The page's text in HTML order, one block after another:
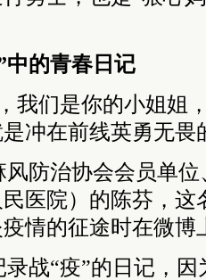
中的青春日记
我们是你的小姐姐
冲在前线英勇无畏
风防治协会会员单
医院）的陈芬，这
情的征途时在微博
战“疫”的日记，因